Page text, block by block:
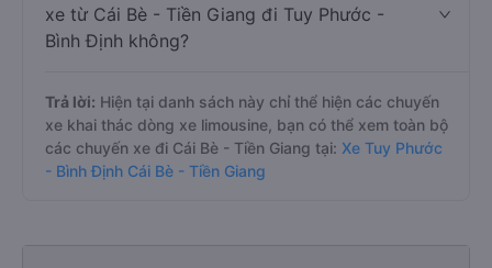
xe từ Cái Bè - Tiền Giang đi Tuy Phước -
Bình Định không?
Trả lời: Hiện tại danh sách này chỉ thể hiện các chuyến
xe khai thác dòng xe limousine, bạn có thể xem toàn bộ
các chuyến xe đi Cái Bè - Tiền Giang tại: Xe Tuy Phước
- Bình Định Cái Bè - Tiền Giang